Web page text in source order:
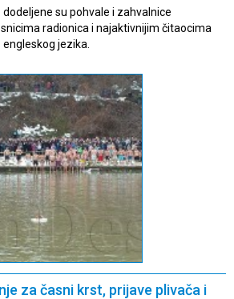
su pohvale i zahvalnice
radionica i najaktivnijim čitaocima
jezika.
za časni krst, prijave plivača i